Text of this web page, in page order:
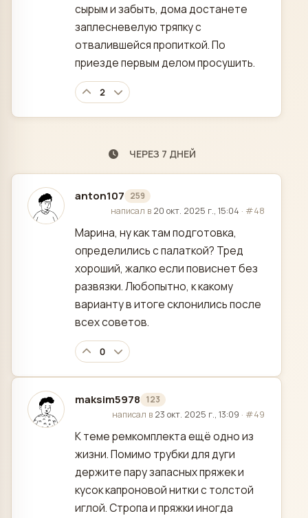
сырым и забыть, дома достанете
заплесневелую тряпку с
отвалившейся пропиткой. По
приезде первым делом просушить.
2
ЧЕРЕЗ 7 ДНЕЙ
anton107 259
отредактировано
написал в 20 окт. 2025 г., 15:04 · #48
Марина, ну как там подготовка,
определились с палаткой? Тред
хороший, жалко если повиснет без
развязки. Любопытно, к какому
варианту в итоге склонились после
всех советов.
0
maksim5978 123
отредактировано
написал в 23 окт. 2025 г., 13:09 · #49
К теме ремкомплекта ещё одно из
жизни. Помимо трубки для дуги
держите пару запасных пряжек и
кусок капроновой нитки с толстой
иглой. Стропа и пряжки иногда